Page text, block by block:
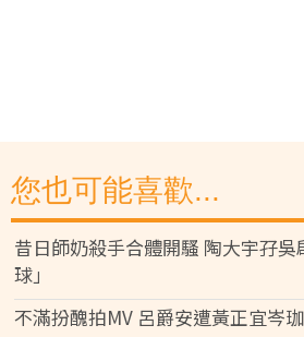
您也可能喜歡...
昔日師奶殺手合體開騷 陶大宇孖
球」
不滿扮醜拍MV 呂爵安遭黃正宜岑